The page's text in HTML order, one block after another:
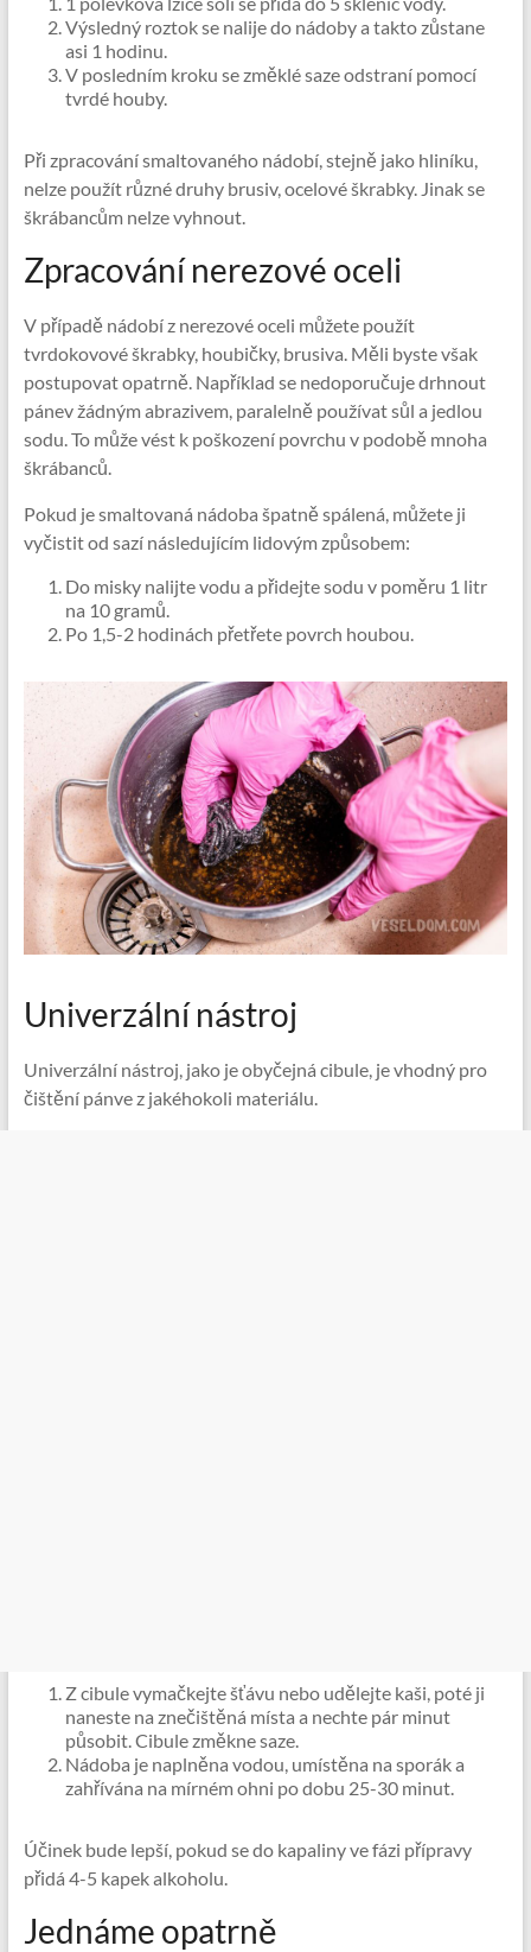
Výsledný roztok se nalije do nádoby a takto zůstane
asi 1 hodinu.
V posledním kroku se změklé saze odstraní pomocí
tvrdé houby.
Při zpracování smaltovaného nádobí, stejně jako hliníku,
nelze použít různé druhy brusiv, ocelové škrabky. Jinak se
škrábancům nelze vyhnout.
Zpracování nerezové oceli
V případě nádobí z nerezové oceli můžete použít
tvrdokovové škrabky, houbičky, brusiva. Měli byste však
postupovat opatrně. Například se nedoporučuje drhnout
pánev žádným abrazivem, paralelně používat sůl a jedlou
sodu. To může vést k poškození povrchu v podobě mnoha
škrábanců.
Pokud je smaltovaná nádoba špatně spálená, můžete ji
vyčistit od sazí následujícím lidovým způsobem:
Do misky nalijte vodu a přidejte sodu v poměru 1 litr
na 10 gramů.
Po 1,5-2 hodinách přetřete povrch houbou.
Univerzální nástroj
Univerzální nástroj, jako je obyčejná cibule, je vhodný pro
čištění pánve z jakéhokoli materiálu.
Z cibule vymačkejte šťávu nebo udělejte kaši, poté ji
naneste na znečištěná místa a nechte pár minut
působit. Cibule změkne saze.
Nádoba je naplněna vodou, umístěna na sporák a
zahřívána na mírném ohni po dobu 25-30 minut.
Účinek bude lepší, pokud se do kapaliny ve fázi přípravy
přidá 4-5 kapek alkoholu.
Jednáme opatrně